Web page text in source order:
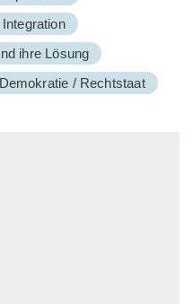
ihre Lösung
Demokratie / Rechtstaat